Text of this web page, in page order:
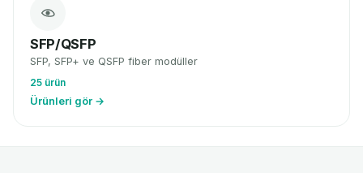
SFP/QSFP
SFP, SFP+ ve QSFP fiber modüller
25 ürün
Ürünleri gör →